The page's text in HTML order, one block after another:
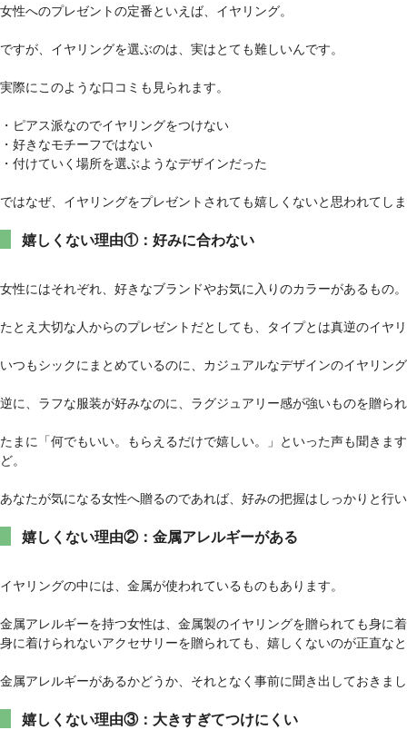
女性へのプレゼントの定番といえば、イヤリング。
ですが、イヤリングを選ぶのは、実はとても難しいんです。
実際にこのような口コミも見られます。
・ピアス派なのでイヤリングをつけない
・好きなモチーフではない
・付けていく場所を選ぶようなデザインだった
ではなぜ、イヤリングをプレゼントされても嬉しくないと思われてし
嬉しくない理由①：好みに合わない
女性にはそれぞれ、好きなブランドやお気に入りのカラーがあるもの。
たとえ大切な人からのプレゼントだとしても、タイプとは真逆のイヤ
いつもシックにまとめているのに、カジュアルなデザインのイヤリン
逆に、ラフな服装が好みなのに、ラグジュアリー感が強いものを贈ら
たまに「何でもいい。もらえるだけで嬉しい。」といった声も聞きま
ど。
あなたが気になる女性へ贈るのであれば、好みの把握はしっかりと行
嬉しくない理由②：金属アレルギーがある
イヤリングの中には、金属が使われているものもあります。
金属アレルギーを持つ女性は、金属製のイヤリングを贈られても身に
身に着けられないアクセサリーを贈られても、嬉しくないのが正直な
金属アレルギーがあるかどうか、それとなく事前に聞き出しておきま
嬉しくない理由③：大きすぎてつけにくい